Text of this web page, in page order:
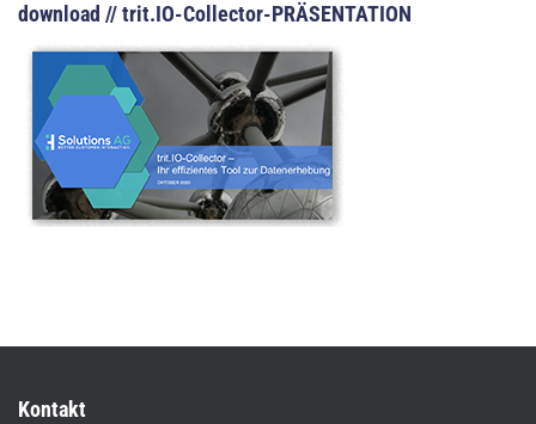
download // trit.IO-Collector-PRÄSENTATION
Kontakt